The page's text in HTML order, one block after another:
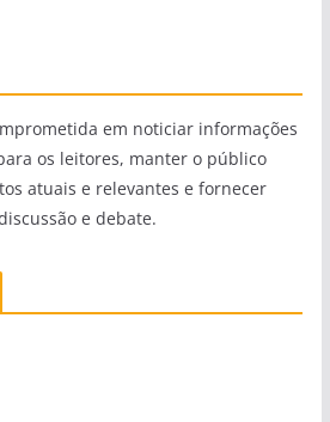
em noticiar informações
os leitores, manter o público
atuais e relevantes e fornecer
e debate.